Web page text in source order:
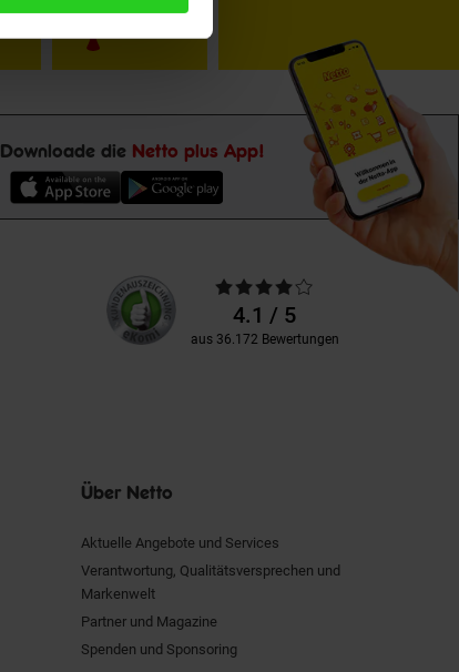
Downloade die Netto plus App!
Unsere
Kundenbewertungen
Durchschnittliche
Bewertungen4.1 / 5
aus 36.172 Bewertungen
Über Netto
Aktuelle Angebote und Services
Verantwortung, Qualitätsversprechen und
Markenwelt
Partner und Magazine
Spenden und Sponsoring